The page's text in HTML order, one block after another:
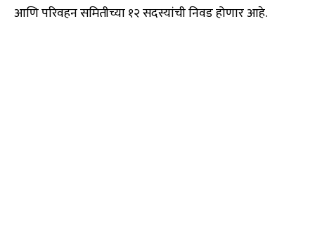
आणि परिवहन समितीच्या १२ सदस्यांची निवड होणार आहे.